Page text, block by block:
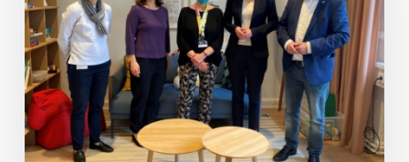
das
Childhood-
Haus
in
Heidelberg